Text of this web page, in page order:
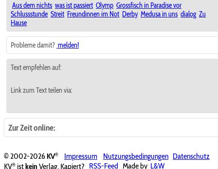
Aus dem nichts was ist passiert Olymp Grossfisch in Paradise vor
Schlussstunde Streit Freundinnen im Not Derby Medusa in uns dialog Zu
Hause
Probleme damit? melden!
Text empfehlen auf:
Link zum Text teilen via:
Zur Zeit online:
© 2002-2026KV® Impressum Nutzungsbedingungen Datenschutz
KV® istkein Verlag. Kapiert? RSS-Feed Made by L&W